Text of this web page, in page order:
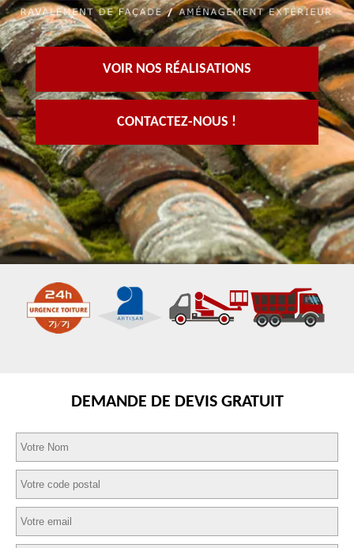
VOIR NOS RÉALISATIONS
CONTACTEZ-NOUS !
DEMANDE DE DEVIS GRATUIT